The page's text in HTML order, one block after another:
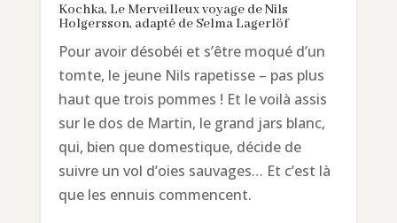
Kochka, Le Merveilleux voyage de Nils
Holgersson, adapté de Selma Lagerlöf
Pour avoir désobéi et s’être moqué d’un
tomte, le jeune Nils rapetisse – pas plus
haut que trois pommes ! Et le voilà assis
sur le dos de Martin, le grand jars blanc,
qui, bien que domestique, décide de
suivre un vol d’oies sauvages… Et c’est là
que les ennuis commencent.